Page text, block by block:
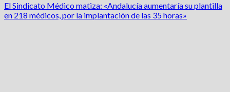
El Sindicato Médico matiza: «Andalucía aumentaría su plantilla
en 218 médicos, por la implantación de las 35 horas»